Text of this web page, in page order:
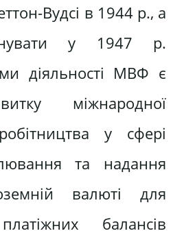
Вудсі в 1944 р., а
у 1947 р.
діяльності МВФ є
міжнародної
у сфері
та надання
валюті для
балансів